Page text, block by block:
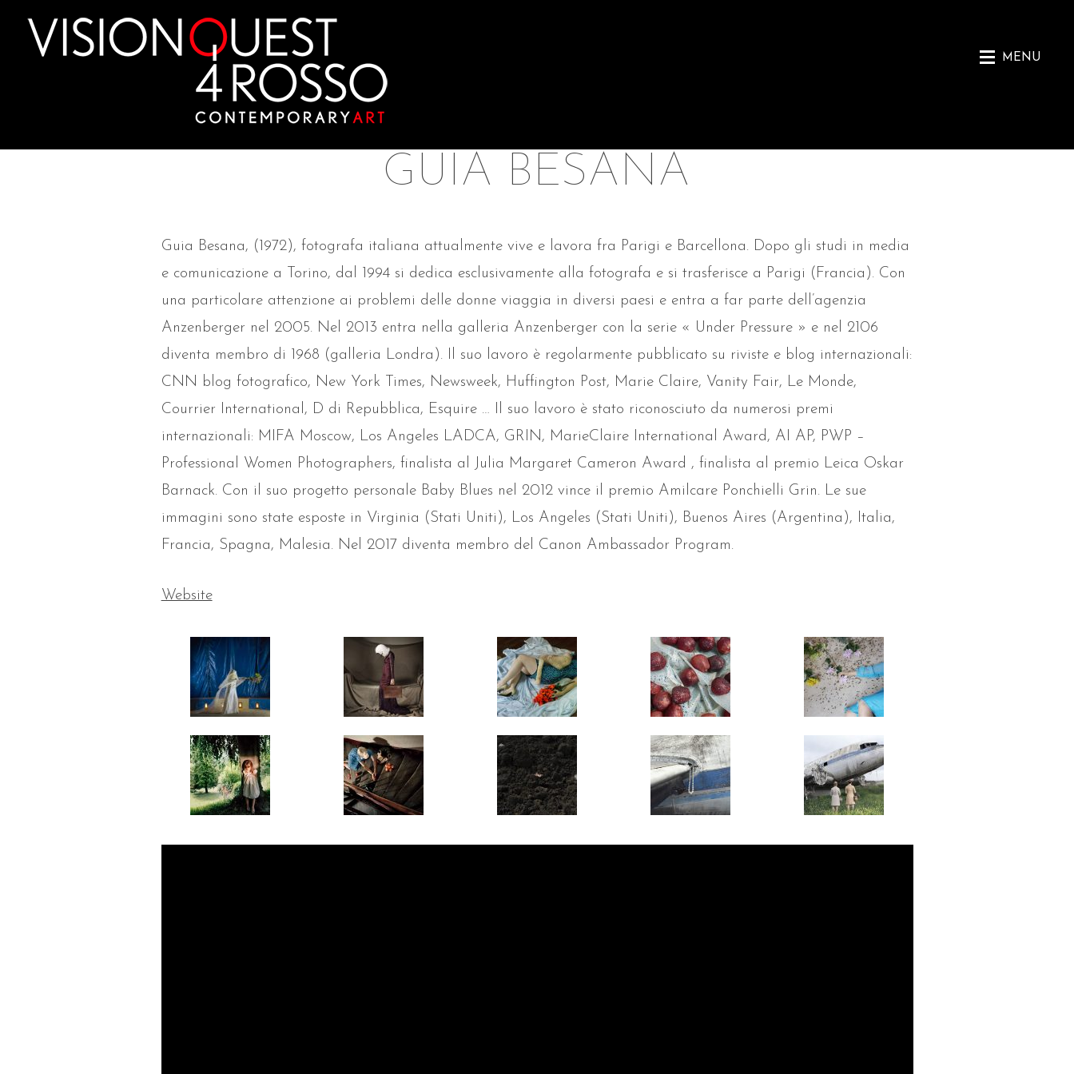
MENU
GUIA BESANA
Guia Besana, (1972), fotografa italiana attualmente vive e lavora fra Parigi e Barcellona. Dopo gli studi in media
e comunicazione a Torino, dal 1994 si dedica esclusivamente alla fotografa e si trasferisce a Parigi (Francia). Con
una particolare attenzione ai problemi delle donne viaggia in diversi paesi e entra a far parte dell’agenzia
Anzenberger nel 2005. Nel 2013 entra nella galleria Anzenberger con la serie « Under Pressure » e nel 2106
diventa membro di 1968 (galleria Londra). Il suo lavoro è regolarmente pubblicato su riviste e blog internazionali:
CNN blog fotografico, New York Times, Newsweek, Huffington Post, Marie Claire, Vanity Fair, Le Monde,
Courrier International, D di Repubblica, Esquire … Il suo lavoro è stato riconosciuto da numerosi premi
internazionali: MIFA Moscow, Los Angeles LADCA, GRIN, MarieClaire International Award, AI AP, PWP –
Professional Women Photographers, finalista al Julia Margaret Cameron Award , finalista al premio Leica Oskar
Barnack. Con il suo progetto personale Baby Blues nel 2012 vince il premio Amilcare Ponchielli Grin. Le sue
immagini sono state esposte in Virginia (Stati Uniti), Los Angeles (Stati Uniti), Buenos Aires (Argentina), Italia,
Francia, Spagna, Malesia. Nel 2017 diventa membro del Canon Ambassador Program.
Website